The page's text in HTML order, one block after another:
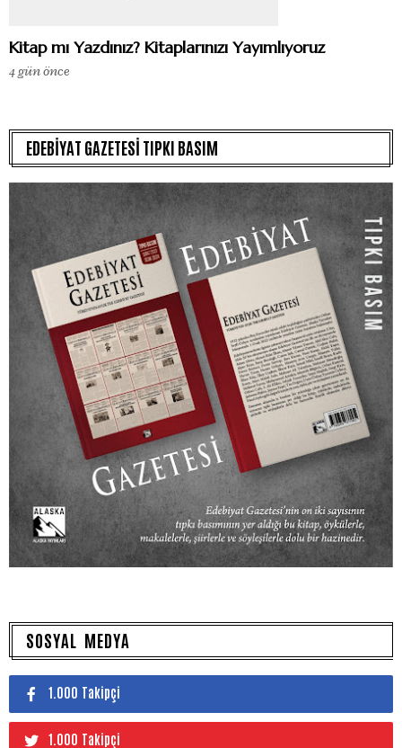
Kitap mı Yazdınız? Kitaplarınızı Yayımlıyoruz
4 gün önce
EDEBİYAT GAZETESİ TIPKI BASIM
SOSYAL MEDYA
1.000 Takipçi
1.000 Takipçi